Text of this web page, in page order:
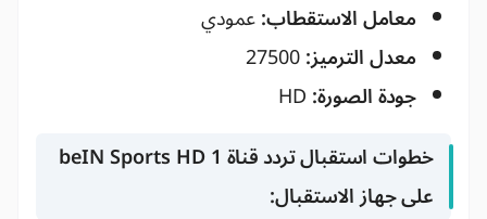
معامل الاستقطاب:عمودي
معدل الترميز:
جودة الصورة:
خطوات استقبال تردد قناة beIN Sports HD 1
على جهاز الاستقبال: